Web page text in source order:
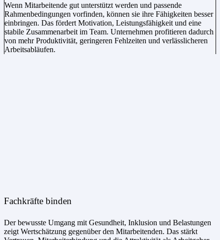
Wenn Mitarbeitende gut unterstützt werden und passende
Rahmenbedingungen vorfinden, können sie ihre Fähigkeiten besser
einbringen. Das fördert Motivation, Leistungsfähigkeit und eine
stabile Zusammenarbeit im Team. Unternehmen profitieren dadurch
von mehr Produktivität, geringeren Fehlzeiten und verlässlicheren
Arbeitsabläufen.
Fachkräfte binden
Der bewusste Umgang mit Gesundheit, Inklusion und Belastungen
zeigt Wertschätzung gegenüber den Mitarbeitenden. Das stärkt